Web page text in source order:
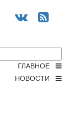
ГЛАВНОЕ
НОВОСТИ